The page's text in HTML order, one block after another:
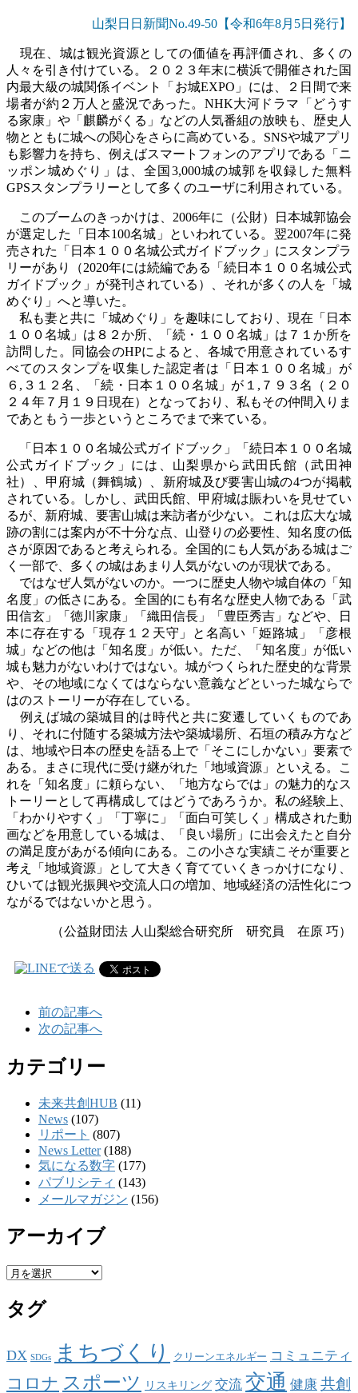
山梨日日新聞No.49-50 【令和6年8月5日発行】
現在、城は観光資源としての価値を再評価され、多くの
人々を引き付けている。２０２３年末に横浜で開催された国
内最大級の城関係イベント「お城EXPO 」には、２日間で来
場者が約２万人と盛況であった。 NHK大河ドラマ「どうす
る家康」や「麒麟がくる」などの人気番組の放映も、歴史人
物とともに城への関心をさらに高めている。 SNSや城アプリ
も影響力を持ち、例えばスマートフォンのアプリである「ニ
ッポン城めぐり」は、全国 3,000城の城郭を収録した無料
GPSスタンプラリーとして多くのユーザに利用されている。
このブームのきっかけは、 2006年に（公財）日本城郭協会
が選定した「日本100名城」といわれている。翌2007年に発
売された「日本１００名城公式ガイドブック」にスタンプラ
リーがあり（2020年には続編である「続日本１００名城公式
ガイドブック」が発刊されている）、それが多くの人を「城
めぐり」へと導いた。
私も妻と共に「城めぐり」を趣味にしており、現在「日本
１００名城」は８２か所、「続・１００名城」は７１か所を
訪問した。同協会のHPによると、各城で用意されているす
べてのスタンプを収集した認定者は「日本１００名城」が
６ , ３１２名、「続・日本１００名城」が１ , ７９３名（２０
２４年７月１９日現在）となっており、私もその仲間入りま
であともう一歩というところでまで来ている。
「日本１００名城公式ガイドブック」「続日本１００名城
公式ガイドブック」には、山梨県から武田氏館（武田神
社）、甲府城（舞鶴城）、新府城及び要害山城の4つが掲載
されている。しかし、武田氏館、甲府城は賑わいを見せてい
るが、新府城、要害山城は来訪者が少ない。これは広大な城
跡の割には案内が不十分な点、山登りの必要性、知名度の低
さが原因であると考えられる。全国的にも人気がある城はご
く一部で、多くの城はあまり人気がないのが現状である。
ではなぜ人気がないのか。一つに歴史人物や城自体の「知
名度」の低さにある。全国的にも有名な歴史人物である「武
田信玄」「徳川家康」「織田信長」「豊臣秀吉」などや、日
本に存在する「現存１２天守」と名高い「姫路城」「彦根
城」などの他は「知名度」が低い。ただ、「知名度」が低い
城も魅力がないわけではない。城がつくられた歴史的な背景
や、その地域になくてはならない意義などといった城ならで
はのストーリーが存在している。
例えば城の築城目的は時代と共に変遷していくものであ
り、それに付随する築城方法や築城場所、石垣の積み方など
は、地域や日本の歴史を語る上で「そこにしかない」要素で
ある。まさに現代に受け継がれた「地域資源」といえる。こ
れを「知名度」に頼らない、「地方ならでは」の魅力的なス
トーリーとして再構成してはどうであろうか。私の経験上、
「わかりやすく」「丁寧に」「面白可笑しく」構成された動
画などを用意している城は、「良い場所」に出会えたと自分
の満足度があがる傾向にある。この小さな実績こそが重要と
考え「地域資源」として大きく育てていくきっかけになり、
ひいては観光振興や交流人口の増加、地域経済の活性化につ
ながるではないかと思う。
（公益財団法 人山梨総合研究所 研究員 在原 巧）
前の記事へ
次の記事へ
カテゴリー
未来共創HUB (11)
News (107)
リポート (807)
News Letter(188)
気になる数字 (177)
パブリシティ (143)
メールマガジン (156)
アーカイブ
ア
カ
イ
タグ
DX SDGs まちづくり クリーンエネルギー コミュニティ
コロナ スポーツ リスキリング 交流 交通 健康 共創